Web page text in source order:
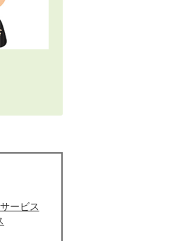
ービス